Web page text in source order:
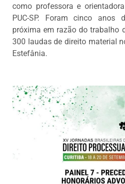
como professora e
PUC-SP. Foram cinco anos
próxima em razão do trabalho
300 laudas de direito material
Estefânia.